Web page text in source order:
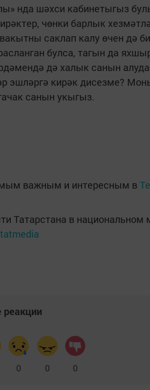
нда шәхси кабинетыгыз
чөнки барлык
саклап калу өчен дә
булса, тагын да
дә халык санын
эшләргә кирәк дисезме?
санын укыгыз.
важным и интересным в
Татарстана в
реакции
0 0 0